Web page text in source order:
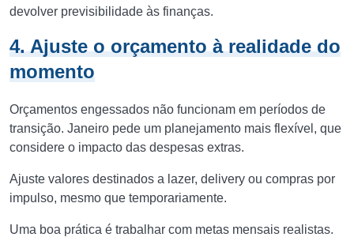
devolver previsibilidade às finanças.
4. Ajuste o orçamento à realidade do
momento
Orçamentos engessados não funcionam em períodos de
transição. Janeiro pede um planejamento mais flexível, que
considere o impacto das despesas extras.
Ajuste valores destinados a lazer, delivery ou compras por
impulso, mesmo que temporariamente.
Uma boa prática é trabalhar com metas mensais realistas.